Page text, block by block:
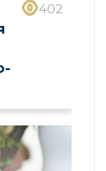
402